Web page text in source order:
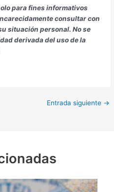
para fines informativos
consultar con
situación personal. No se
derivada del uso de la
Entrada siguiente →